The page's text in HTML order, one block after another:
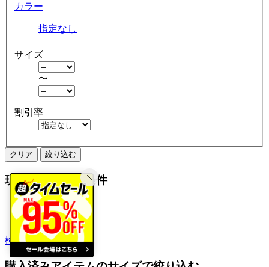
カラー
指定なし
サイズ
〜
割引率
クリア 絞り込む
現在の絞り込み条件
ドレス
アウトレット
検索履歴から探す